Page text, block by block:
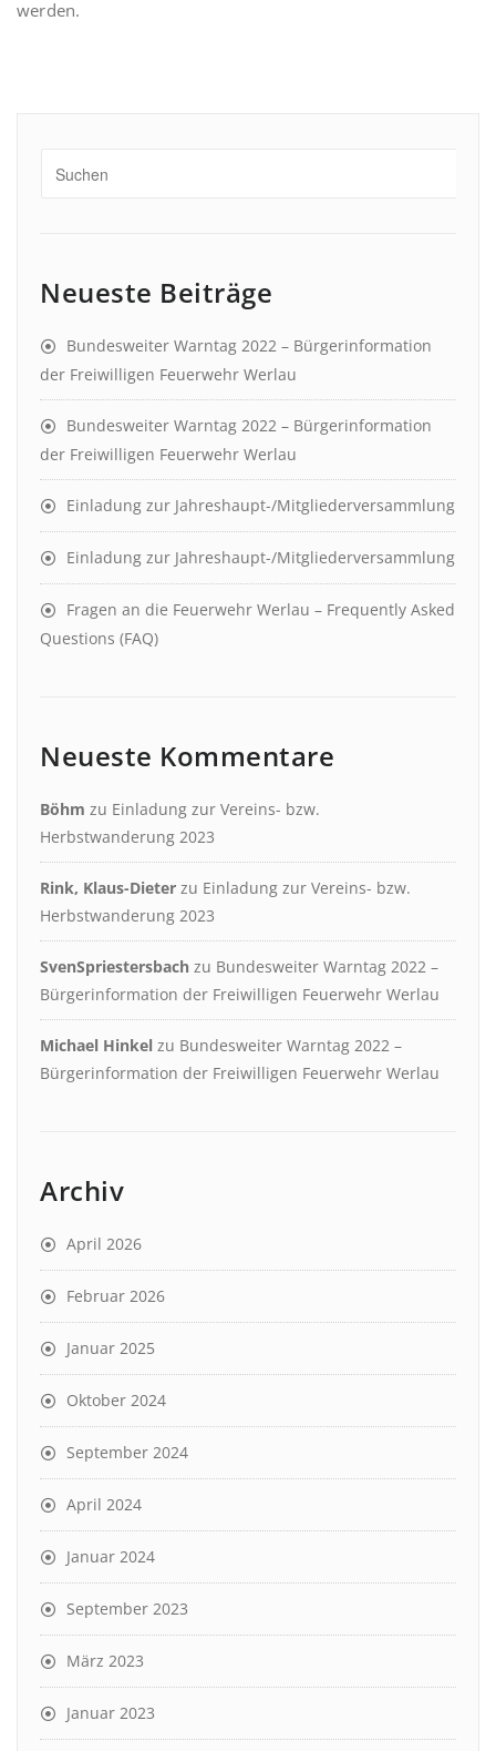
werden.
Neueste Beiträge
Bundesweiter Warntag 2022 – Bürgerinformation
der Freiwilligen Feuerwehr Werlau
Bundesweiter Warntag 2022 – Bürgerinformation
der Freiwilligen Feuerwehr Werlau
Einladung zur Jahreshaupt-/Mitgliederversammlung
Einladung zur Jahreshaupt-/Mitgliederversammlung
Fragen an die Feuerwehr Werlau – Frequently Asked
Questions (FAQ)
Neueste Kommentare
Böhm zu Einladung zur Vereins- bzw.
Herbstwanderung 2023
Rink, Klaus-Dieter zu Einladung zur Vereins- bzw.
Herbstwanderung 2023
SvenSpriestersbach zu Bundesweiter Warntag 2022 –
Bürgerinformation der Freiwilligen Feuerwehr Werlau
Michael Hinkel zu Bundesweiter Warntag 2022 –
Bürgerinformation der Freiwilligen Feuerwehr Werlau
Archiv
April 2026
Februar 2026
Januar 2025
Oktober 2024
September 2024
April 2024
Januar 2024
September 2023
März 2023
Januar 2023